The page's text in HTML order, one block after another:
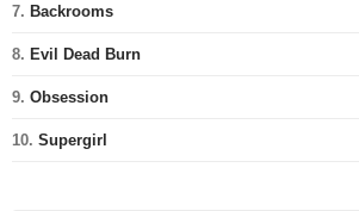
7. Backrooms
8. Evil Dead Burn
9. Obsession
10. Supergirl